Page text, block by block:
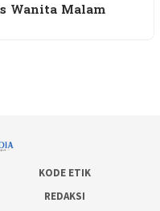
Wanita Malam
KODE ETIK
REDAKSI